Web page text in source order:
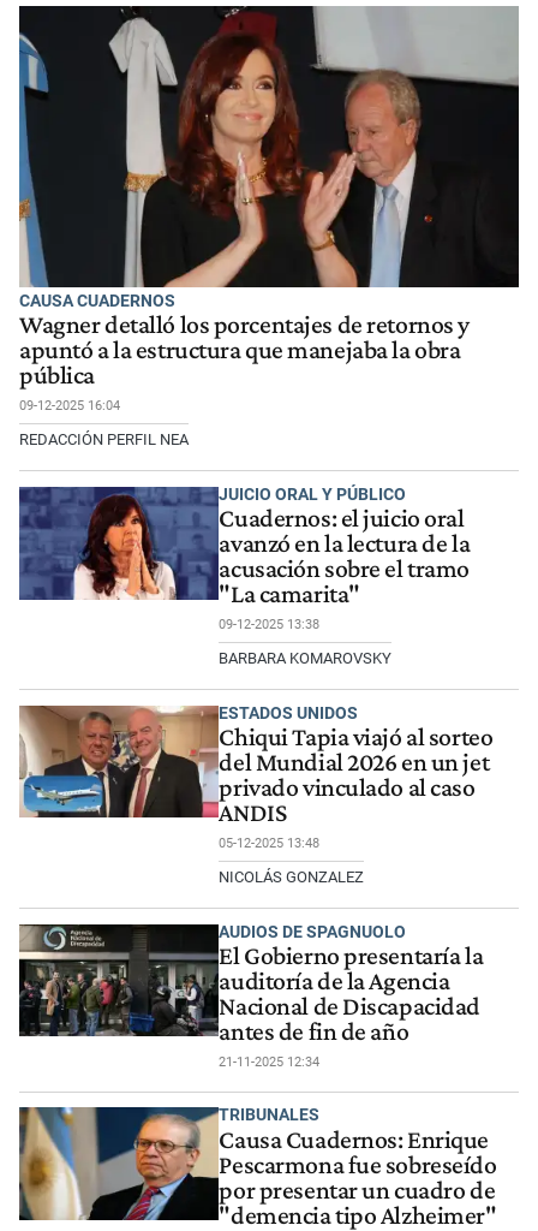
CAUSA CUADERNOS
Wagner detalló los porcentajes de retornos y
apuntó a la estructura que manejaba la obra
pública
09-12-2025 16:04
REDACCIÓN PERFIL NEA
JUICIO ORAL Y PÚBLICO
Cuadernos: el juicio oral
avanzó en la lectura de la
acusación sobre el tramo
"La camarita"
09-12-2025 13:38
BARBARA KOMAROVSKY
ESTADOS UNIDOS
Chiqui Tapia viajó al sorteo
del Mundial 2026 en un jet
privado vinculado al caso
ANDIS
05-12-2025 13:48
NICOLÁS GONZALEZ
AUDIOS DE SPAGNUOLO
El Gobierno presentaría la
auditoría de la Agencia
Nacional de Discapacidad
antes de fin de año
21-11-2025 12:34
TRIBUNALES
Causa Cuadernos: Enrique
Pescarmona fue sobreseído
por presentar un cuadro de
"demencia tipo Alzheimer"